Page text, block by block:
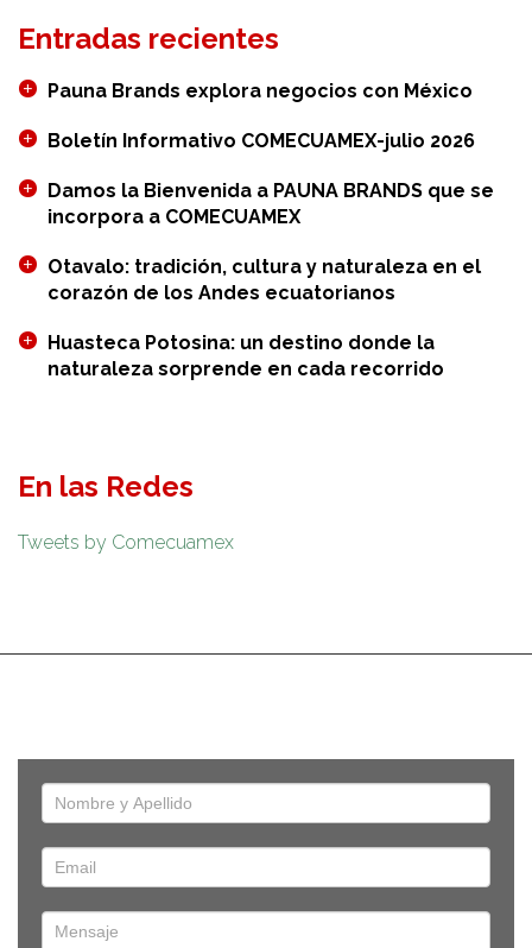
Entradas recientes
Pauna Brands explora negocios con México
Boletín Informativo COMECUAMEX-julio 2026
Damos la Bienvenida a PAUNA BRANDS que se
incorpora a COMECUAMEX
Otavalo: tradición, cultura y naturaleza en el
corazón de los Andes ecuatorianos
Huasteca Potosina: un destino donde la
naturaleza sorprende en cada recorrido
En las Redes
Tweets by Comecuamex